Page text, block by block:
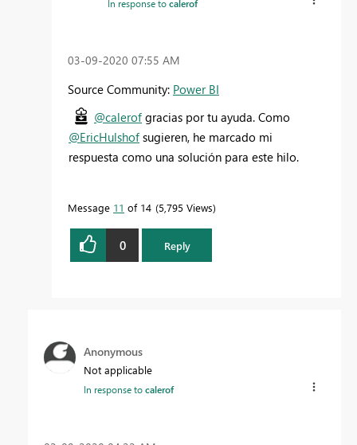
In response tocalerof
‎03-09-2020 07:55 AM
Source Community: Power BI
@calerof gracias por tu ayuda. Como
@EricHulshof sugieren, he marcado mi
respuesta como una solución para este hilo.
Message 11 of 14 5,795 Views
0 Reply
Anonymous
Not applicable
In response tocalerof